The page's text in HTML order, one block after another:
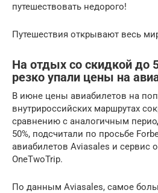
путешествовать недорого!
Путешествия открывают весь
На отдых со скидкой до
резко упали цены на
В июне цены авиабилетов на
внутрироссийских маршрутах
сравнению с аналогичным
50%, подсчитали по просьбе
авиабилетов Aviasales и сервис
OneTwoTrip.
По данным Aviasales, самое